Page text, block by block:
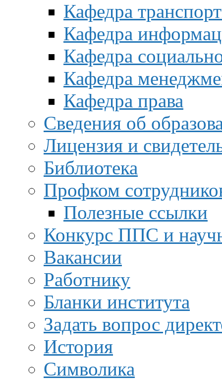
Кафедра
Кафедра
Кафедра
Кафедра
Кафедра права
Сведения об
Лицензия и
Библиотека
Профком
Полезные ссылки
Конкурс ППС и
Вакансии
Работнику
Бланки института
Задать вопрос
История
Символика